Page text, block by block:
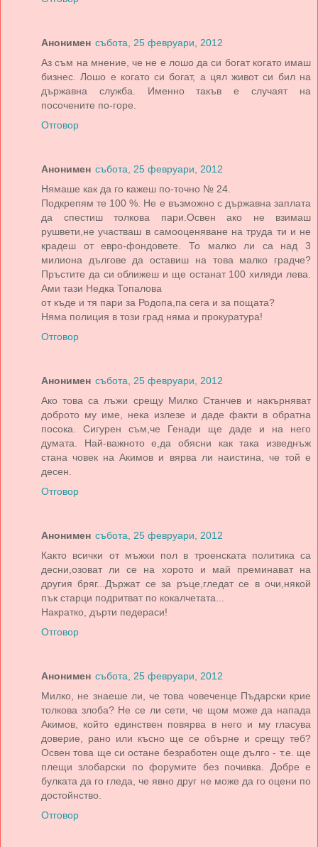
Анонимен събота, 25 февруари, 2012
Аз съм на мнение, че не е лошо да си богат когато имаш
бизнес. Лошо е когато си богат, а цял живот си бил на
държавна служба. Именно такъв е случаят на
посочените по-горе.
Отговор
Анонимен събота, 25 февруари, 2012
Нямаше как да го кажеш по-точно № 24.
Подкрепям те 100 %. Не е възможно с държавна заплата
да спестиш толкова пари.Освен ако не взимаш
рушвети,не участваш в самооценяване на труда ти и не
крадеш от евро-фондовете. То малко ли са над 3
милиона дългове да оставиш на това малко градче?
Пръстите да си оближеш и ще останат 100 хиляди лева.
Ами тази Недка Топалова
от къде и тя пари за Родопа,па сега и за пощата?
Няма полиция в този град няма и прокуратура!
Отговор
Анонимен събота, 25 февруари, 2012
Ако това са лъжи срещу Милко Станчев и накърняват
доброто му име, нека излезе и даде факти в обратна
посока. Сигурен съм,че Генади ще даде и на него
думата. Най-важното е,да обясни как така изведнъж
стана човек на Акимов и вярва ли наистина, че той е
десен.
Отговор
Анонимен събота, 25 февруари, 2012
Както всички от мъжки пол в троенската политика са
десни,озоват ли се на хорото и май преминават на
другия бряг...Държат се за ръце,гледат се в очи,някой
пък старци подритват по кокалчетата...
Накратко, дърти педераси!
Отговор
Анонимен събота, 25 февруари, 2012
Милко, не знаеше ли, че това човеченце Пъдарски крие
толкова злоба? Не се ли сети, че щом може да напада
Акимов, който единствен повярва в него и му гласува
доверие, рано или късно ще се обърне и срещу теб?
Освен това ще си остане безработен още дълго - т.е. ще
плещи злобарски по форумите без почивка. Добре е
булката да го гледа, че явно друг не може да го оцени по
достойнство.
Отговор